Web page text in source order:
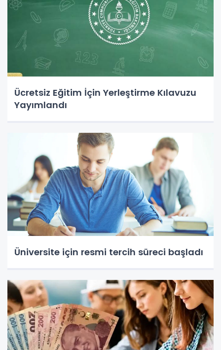
Ücretsiz Eğitim İçin Yerleştirme Kılavuzu
Yayımlandı
Üniversite için resmi tercih süreci başladı